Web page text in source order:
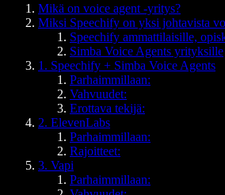
Mikä on voice agent -yritys?
Miksi Speechify on yksi johtavista
Speechify ammattilaisille,
Simba Voice Agents yrityksille
1. Speechify + Simba Voice Agents
Parhaimmillaan:
Vahvuudet:
Erottava tekijä:
2. ElevenLabs
Parhaimmillaan:
Rajoitteet:
3. Vapi
Parhaimmillaan: